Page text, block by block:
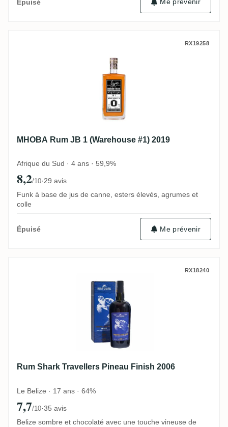
Épuisé
MHOBA Rum JB 1 (Warehouse #1) 2019
RX19258
MHOBA Rum JB 1 (Warehouse #1) 2019
Afrique du Sud · 4 ans · 59,9%
8,2/10·29 avis
Funk à base de jus de canne, esters élevés, agrumes et
colle
Épuisé Me prévenir
Rum Shark Travellers Pineau Finish 2006
RX18240
Rum Shark Travellers Pineau Finish 2006
Le Belize · 17 ans · 64%
7,7/10·35 avis
Belize sombre et chocolaté avec une touche vineuse de